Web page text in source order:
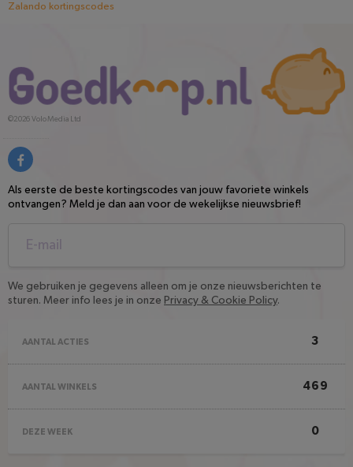
Zalando kortingscodes
©2026Volo Media Ltd
Als eerste de beste kortingscodes van jouw favoriete winkels
ontvangen? Meld je dan aan voor de wekelijkse nieuwsbrief!
We gebruiken je gegevens alleen om je onze nieuwsberichten te
sturen. Meer info lees je in onze Privacy & Cookie Policy.
AANTAL ACTIES 3
AANTAL WINKELS 469
DEZE WEEK 0